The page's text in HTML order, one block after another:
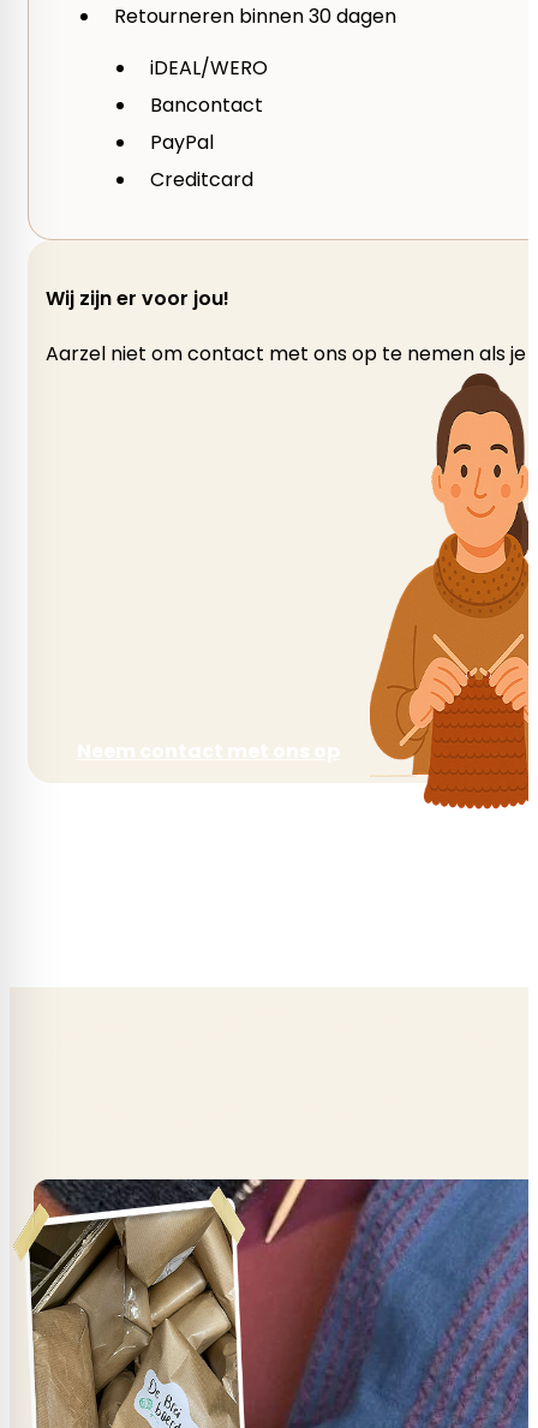
Retourneren binnen 30 dagen
iDEAL/WERO
Bancontact
PayPal
Creditcard
Wij zijn er voor jou!
Aarzel niet om contact met ons op te nemen als